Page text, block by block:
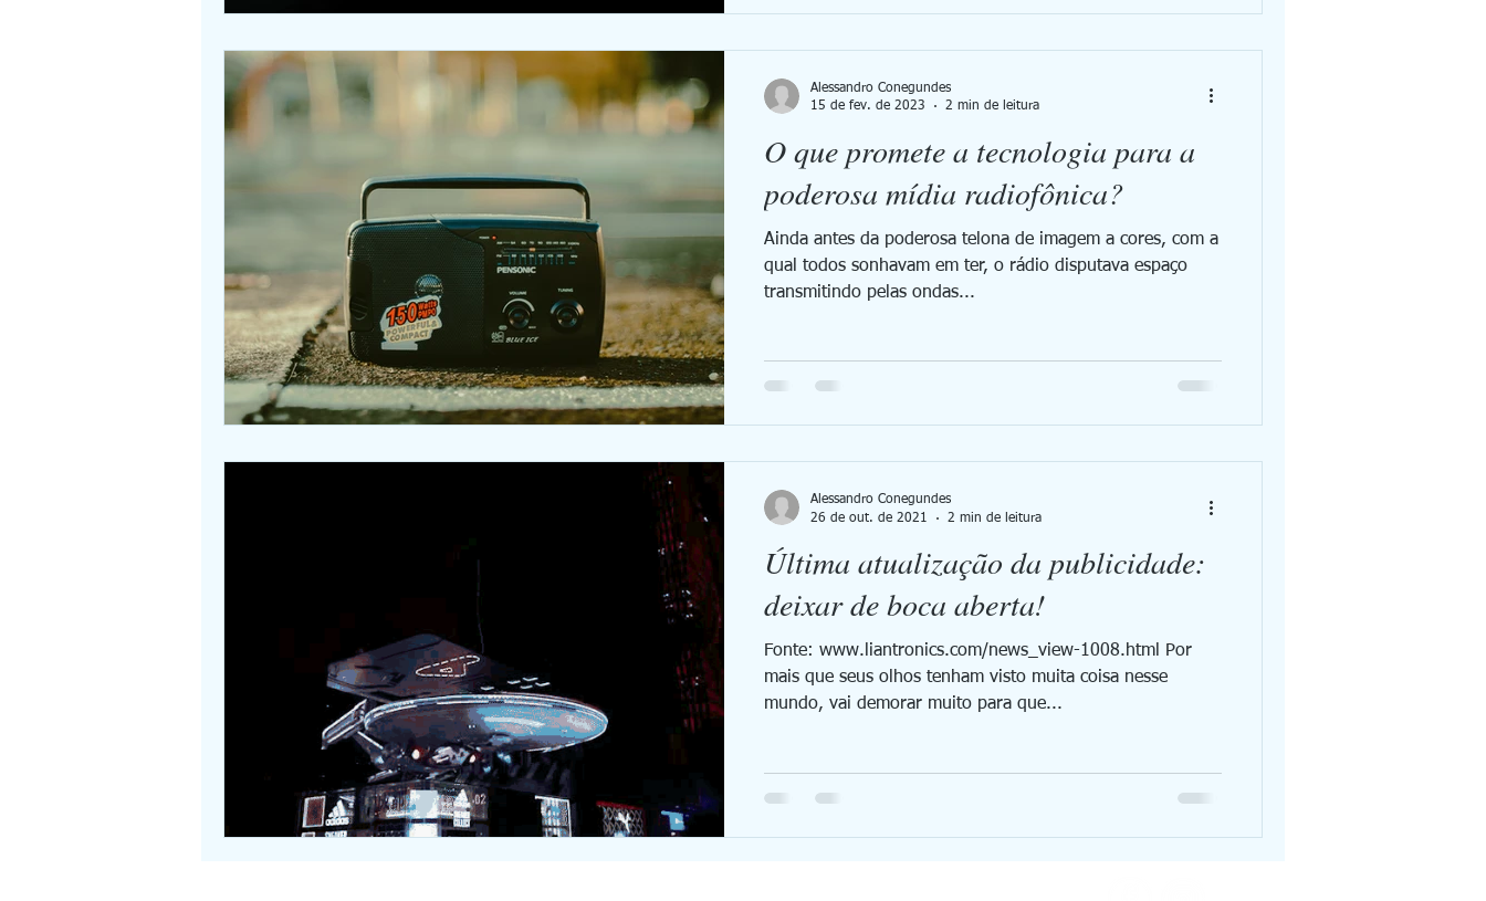
O que promete a tecnologia para a
poderosa mídia radiofônica?
Ainda antes da poderosa telona de imagem a cores, com a
qual todos sonhavam em ter, o rádio disputava espaço
transmitindo pelas ondas...
Alessandro Conegundes
15 de fev. de 2023
2 min de leitura
Última atualização da publicidade:
deixar de boca aberta!
Fonte: www.liantronics.com/news_view-1008.html Por
mais que seus olhos tenham visto muita coisa nesse
mundo, vai demorar muito para que...
Alessandro Conegundes
26 de out. de 2021
2 min de leitura